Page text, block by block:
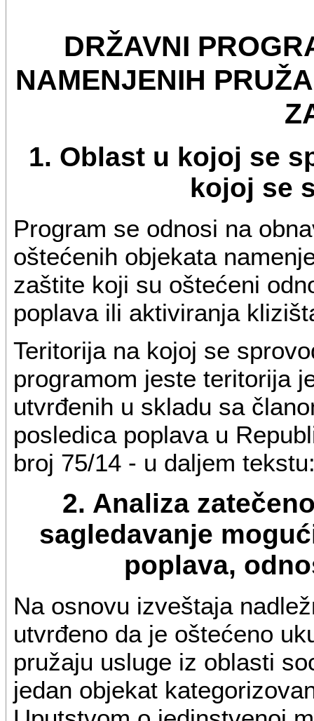
DRŽAVNI
NAMENJENIH
1. Oblast u kojoj se
kojoj se
Program se odnosi na
oštećenih objekata
zaštite koji su oštećeni
poplava ili aktiviranja
Teritorija na kojoj se
programom jeste teritorija
utvrđenih u skladu sa
posledica poplava u
broj 75/14 - u daljem
2. Analiza
sagledavanje
poplava,
Na osnovu izveštaja
utvrđeno da je oštećeno
pružaju usluge iz oblasti
jedan objekat